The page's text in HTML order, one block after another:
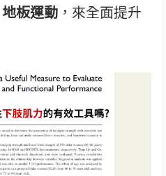
地板運動 ，來全面提升